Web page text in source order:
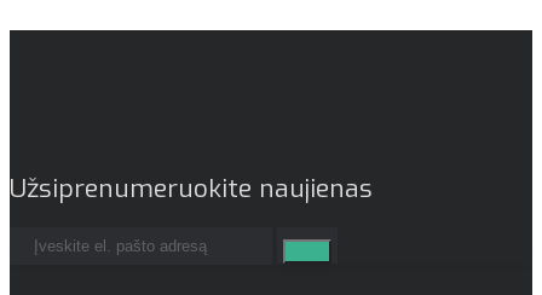
Užsiprenumeruokite naujienas